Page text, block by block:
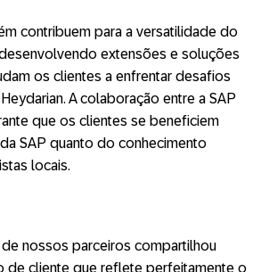
contribuem para a versatilidade do
extensões e soluções
os clientes a enfrentar desafios
A colaboração entre a SAP
que os clientes se beneficiem
SAP quanto do conhecimento
locais.
de nossos parceiros compartilhou
de cliente que reflete perfeitamente o